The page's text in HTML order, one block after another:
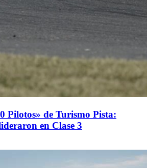
Pilotos» de Turismo Pista:
en Clase 3